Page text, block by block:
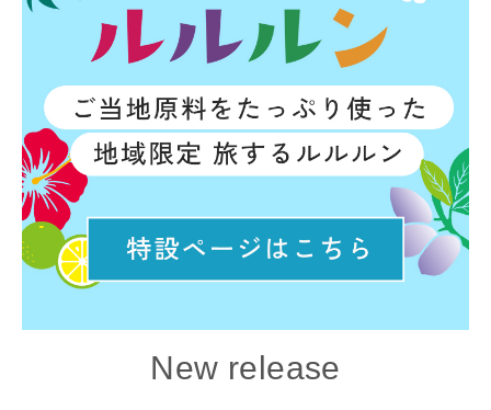
New release